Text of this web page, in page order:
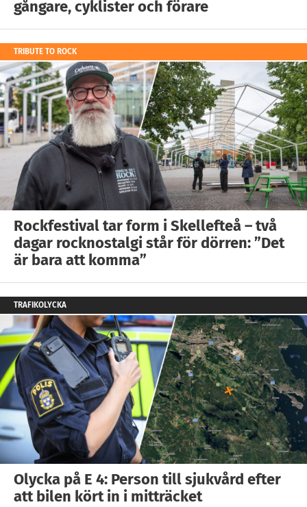
gångare, cyklister och förare
TRIBUTE TO ROCK
Rockfestival tar form i Skellefteå – två
dagar rocknostalgi står för dörren: ”Det
är bara att komma”
TRAFIKOLYCKA
Olycka på E 4: Person till sjukvård efter
att bilen kört in i mitträcket